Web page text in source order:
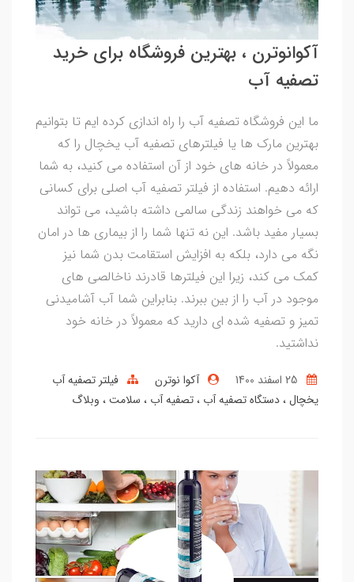
آکوانوترن ، بهترین فروشگاه برای خرید
تصفیه آب
ما این فروشگاه تصفیه آب را راه اندازی کرده ایم تا بتوانیم
بهترین مارک ها یا فیلترهای تصفیه آب یخچال را که
معمولاً در خانه های خود از آن استفاده می کنید، به شما
ارائه دهیم. استفاده از فیلتر تصفیه آب اصلی برای کسانی
که می خواهند زندگی سالمی داشته باشید، می تواند
بسیار مفید باشد. این نه تنها شما را از بیماری ها در امان
نگه می دارد، بلکه به افزایش استقامت بدن شما نیز
کمک می کند، زیرا این فیلترها قادرند ناخالصی های
موجود در آب را از بین ببرند. بنابراین شما آب آشامیدنی
تمیز و تصفیه شده ای دارید که معمولاً در خانه خود
نداشتید.
آکوا نوترن
فیلتر تصفیه آب
یخچال دستگاه تصفیه آب تصفیه آب سلامت وبلاگ